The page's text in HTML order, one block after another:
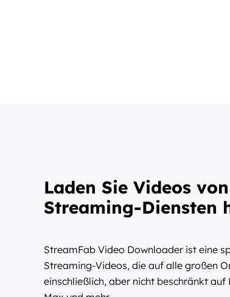
Laden Sie Videos
Streaming-Diensten
StreamFab Video Downloader ist eine
Streaming-Videos, die auf alle großen
einschließlich, aber nicht beschränkt